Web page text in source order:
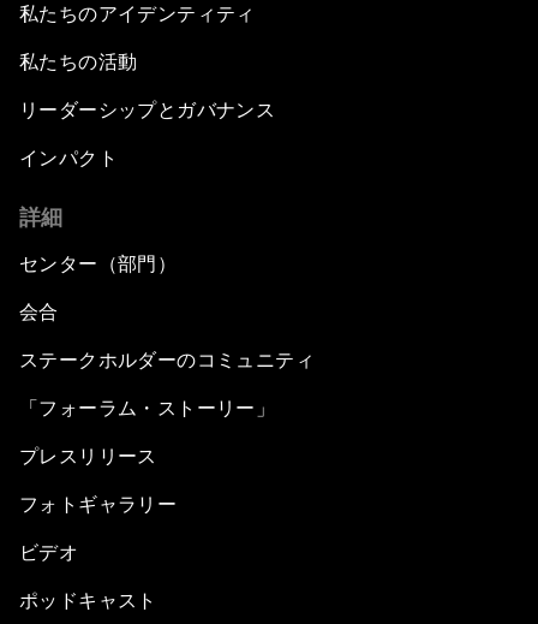
私たちのアイデンティティ
私たちの活動
リーダーシップとガバナンス
インパクト
詳細
センター（部門）
会合
ステークホルダーのコミュニティ
「フォーラム・ストーリー」
プレスリリース
フォトギャラリー
ビデオ
ポッドキャスト